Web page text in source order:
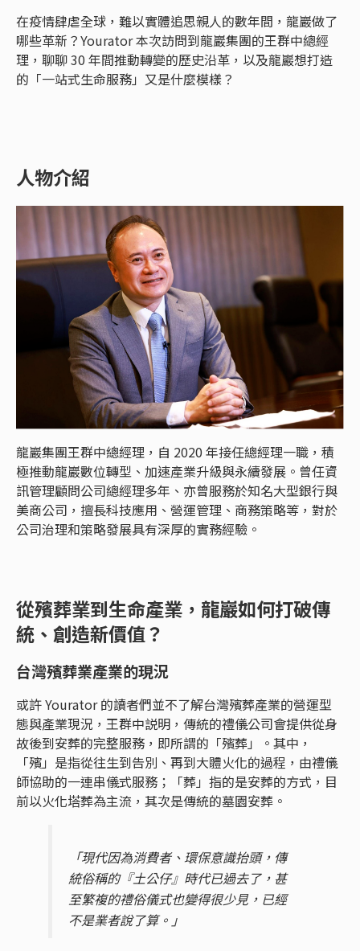
在疫情肆虐全球，難以實體追思親人的數年間，龍巖做了
哪些革新？Yourator 本次訪問到龍巖集團的王群中總經
理，聊聊 30 年間推動轉變的歷史沿革，以及龍巖想打造
的「一站式生命服務」又是什麼模樣？
人物介紹
龍巖集團王群中總經理，自 2020 年接任總經理一職，積
極推動龍巖數位轉型、加速產業升級與永續發展。曾任資
訊管理顧問公司總經理多年、亦曾服務於知名大型銀行與
美商公司，擅長科技應用、營運管理、商務策略等，對於
公司治理和策略發展具有深厚的實務經驗。
從殯葬業到生命產業，龍巖如何打破傳
統、創造新價值？
台灣殯葬業產業的現況
或許 Yourator 的讀者們並不了解台灣殯葬產業的營運型
態與產業現況，王群中説明，傳統的禮儀公司會提供從身
故後到安葬的完整服務，即所謂的「殯葬」。其中，
「殯」是指從往生到告別、再到大體火化的過程，由禮儀
師協助的一連串儀式服務；「葬」指的是安葬的方式，目
前以火化塔葬為主流，其次是傳統的墓園安葬。
「現代因為消費者、環保意識抬頭，傳
統俗稱的『土公仔』時代已過去了，甚
至繁複的禮俗儀式也變得很少見，已經
不是業者說了算。」